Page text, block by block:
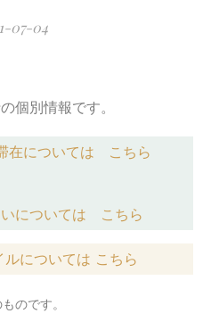
07-04
個別情報です。
在については こちら
については こちら
については こちら
のです。